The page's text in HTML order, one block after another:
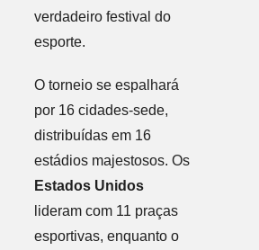
verdadeiro festival do
esporte.
O torneio se espalhará
por 16 cidades-sede,
distribuídas em 16
estádios majestosos. Os
Estados Unidos
lideram com 11 praças
esportivas, enquanto o